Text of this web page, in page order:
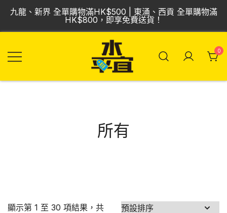
Skip
content
九龍、新界 全單購物滿HK$500 | 東涌、西貢 全單購物滿
HK$800，即享免費送貨！
0
所有
顯示第 1 至 30 項結果，共